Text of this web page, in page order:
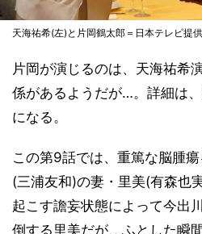
天海祐希(左)と片岡鶴太郎＝日本テレビ提供
片岡が演じるのは、天海祐希
係があるようだが…。詳細は
になる。
この第9話では、重篤な脳腫
(三浦友和)の妻・里美(有森也
起こす譫妄状態によって今出
倒する里美だが、ふとした瞬